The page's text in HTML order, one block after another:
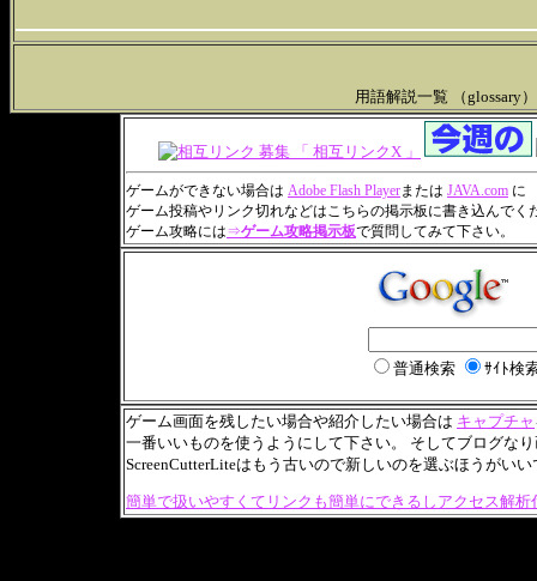
用語解説一覧 （glossary
ゲームができない場合は Adobe Flash Playerまたは JAVA.com に
ゲーム投稿やリンク切れなどはこちらの掲示板に書き込んで
ゲーム攻略には⇒ゲーム攻略掲示板で質問してみて下さい。
普通検索 ｻｲﾄ検
ゲーム画面を残したい場合や紹介したい場合は キャプチャ
一番いいものを使うようにして下さい。 そしてブログな
ScreenCutterLiteはもう古いので新しいのを選ぶほうがい
簡単で扱いやすくてリンクも簡単にできるしアクセス解